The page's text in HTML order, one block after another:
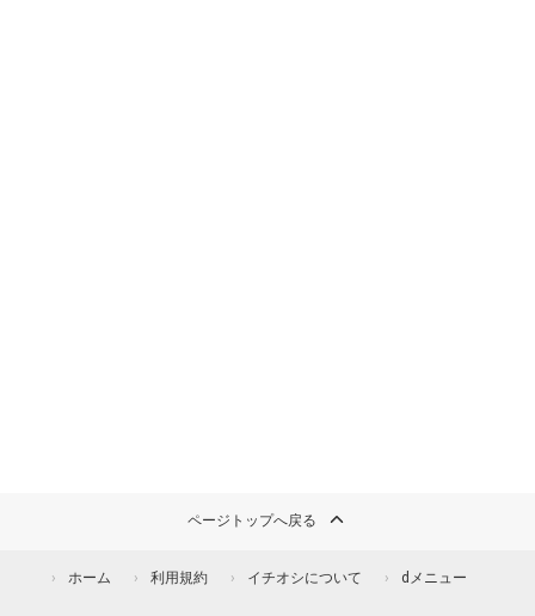
ページトップへ戻る
ホーム 利用規約 イチオシについて dメニュー